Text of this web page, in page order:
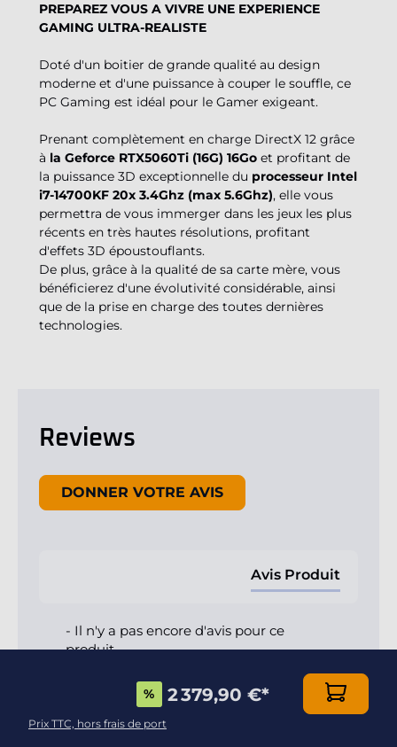
PREPAREZ VOUS A VIVRE UNE EXPERIENCE
GAMING ULTRA-REALISTE
Doté d'un boitier de grande qualité au design
moderne et d'une puissance à couper le souffle, ce
PC Gaming est idéal pour le Gamer exigeant.
Prenant complètement en charge DirectX 12 grâce
à la Geforce RTX5060Ti (16G) 16Go et profitant de
la puissance 3D exceptionnelle du processeur Intel
i7-14700KF 20x 3.4Ghz (max 5.6Ghz), elle vous
permettra de vous immerger dans les jeux les plus
récents en très hautes résolutions, profitant
d'effets 3D époustouflants.
De plus, grâce à la qualité de sa carte mère, vous
bénéficierez d'une évolutivité considérable, ainsi
que de la prise en charge des toutes dernières
technologies.
Reviews
DONNER VOTRE AVIS
Avis Produit
- Il n'y a pas encore d'avis pour ce
produit -
Soyez le premier à rédiger un avis
New content loaded
% 2 379,90 €*
Prix TTC, hors frais de port